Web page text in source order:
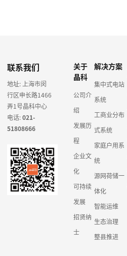
联系我们
地址: 上海市闵
行区申长路1466
弄1号晶科中心
电话:021-
51808666
关于
晶科
公司介
绍
发展历
程
企业文
化
可持续
发展
招贤纳
士
解决方案
集中式电站
系统
工商业分布
式系统
家庭户用系
统
源网荷储一
体化
智能运维
生态治理
整县推进